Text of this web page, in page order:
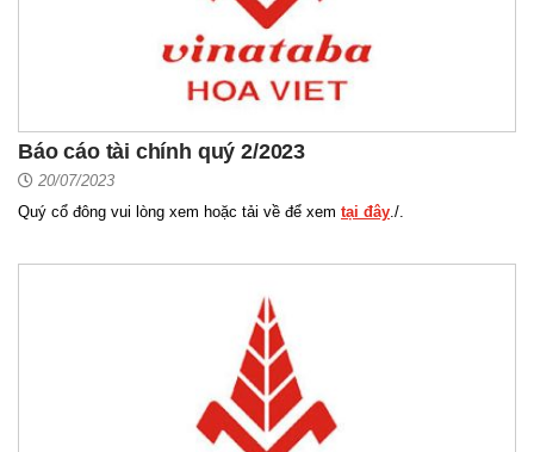
Báo cáo tài chính quý 2/2023
20/07/2023
Quý cổ đông vui lòng xem hoặc tải về để xem tại đây./.